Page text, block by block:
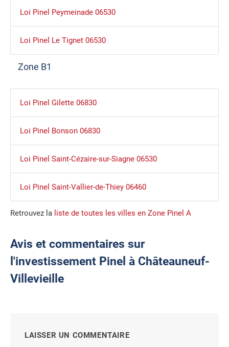
Loi Pinel Peymeinade 06530
Loi Pinel Le Tignet 06530
Zone B1
Loi Pinel Gilette 06830
Loi Pinel Bonson 06830
Loi Pinel Saint-Cézaire-sur-Siagne 06530
Loi Pinel Saint-Vallier-de-Thiey 06460
Retrouvez la liste de toutes les villes en Zone Pinel A
Avis et commentaires sur
l'investissement Pinel à Châteauneuf-
Villevieille
LAISSER UN COMMENTAIRE